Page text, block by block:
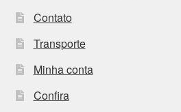
Contato
Transporte
Minha conta
Confira